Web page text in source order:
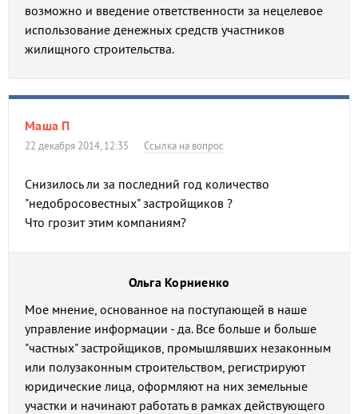
возможно и введение ответственности за нецелевое
использование денежных средств участников
жилищного строительства.
Маша П
22 декабря 2014, 12:35 Ссылка на вопрос
Снизилось ли за последний год количество
"недобросовестных" застройщиков ?
Что грозит этим компаниям?
Ольга Корниенко
Мое мнение, основанное на поступающей в наше
управление информации - да. Все больше и больше
"частных" застройщиков, промышлявших незаконным
или полузаконным строительством, регистрируют
юридические лица, оформляют на них земельные
участки и начинают работать в рамках действующего